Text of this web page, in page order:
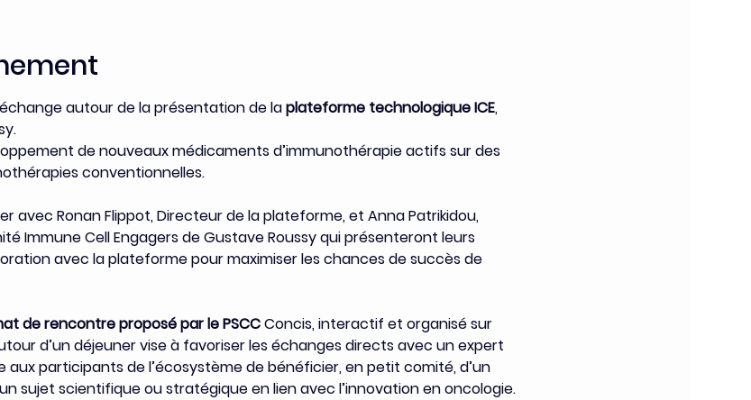
autour de la présentation de la plateforme technologique ICE,
de nouveaux médicaments d’immunothérapie actifs sur des
conventionnelles.
avec Ronan Flippot, Directeur de la plateforme, et Anna Patrikidou,
Immune Cell Engagers de Gustave Roussy qui présenteront leurs
avec la plateforme pour maximiser les chances de succès de
de rencontre proposé par le PSCC Concis, interactif et organisé sur
d’un déjeuner vise à favoriser les échanges directs avec un expert
aux participants de l’écosystème de bénéficier, en petit comité, d’un
sujet scientifique ou stratégique en lien avec l’innovation en oncologie.